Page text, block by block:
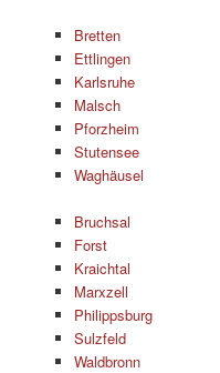
Bretten
Ettlingen
Karlsruhe
Malsch
Pforzheim
Stutensee
Waghäusel
Bruchsal
Forst
Kraichtal
Marxzell
Philippsburg
Sulzfeld
Waldbronn